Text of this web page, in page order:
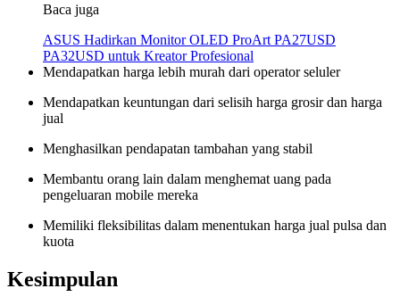
Baca juga
ASUS Hadirkan Monitor OLED ProArt PA27USD
PA32USD untuk Kreator Profesional
Mendapatkan harga lebih murah dari operator seluler
Mendapatkan keuntungan dari selisih harga grosir dan harga
jual
Menghasilkan pendapatan tambahan yang stabil
Membantu orang lain dalam menghemat uang pada
pengeluaran mobile mereka
Memiliki fleksibilitas dalam menentukan harga jual pulsa dan
kuota
Kesimpulan